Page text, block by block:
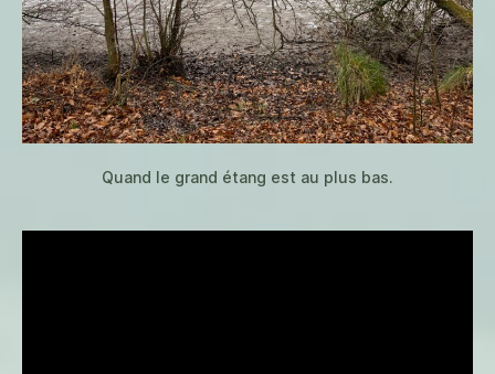
Quand le grand étang est au plus bas.